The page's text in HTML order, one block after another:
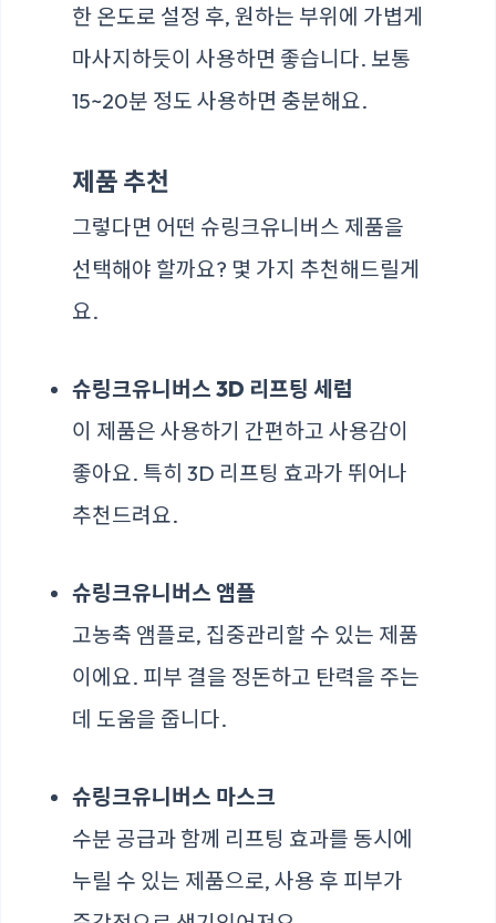
한 온도로 설정 후, 원하는 부위에 가볍게
마사지하듯이 사용하면 좋습니다. 보통
15~20분 정도 사용하면 충분해요.
제품 추천
그렇다면 어떤 슈링크유니버스 제품을
선택해야 할까요? 몇 가지 추천해드릴게
요.
슈링크유니버스 3D 리프팅 세럼
이 제품은 사용하기 간편하고 사용감이
좋아요. 특히 3D 리프팅 효과가 뛰어나
추천드려요.
슈링크유니버스 앰플
고농축 앰플로, 집중관리할 수 있는 제품
이에요. 피부 결을 정돈하고 탄력을 주는
데 도움을 줍니다.
슈링크유니버스 마스크
수분 공급과 함께 리프팅 효과를 동시에
누릴 수 있는 제품으로, 사용 후 피부가